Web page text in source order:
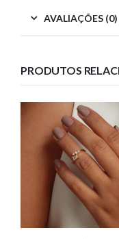
AVALIAÇÕES (0)
PRODUTOS